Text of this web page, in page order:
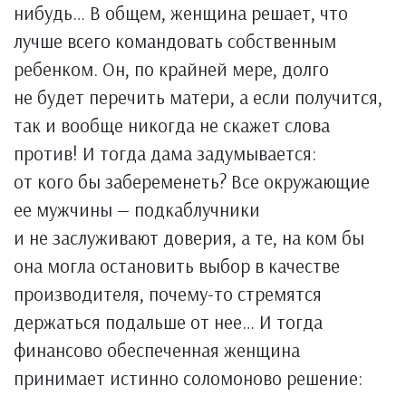
нибудь… В общем, женщина решает, что
лучше всего командовать собственным
ребенком. Он, по крайней мере, долго
не будет перечить матери, а если получится,
так и вообще никогда не скажет слова
против! И тогда дама задумывается:
от кого бы забеременеть? Все окружающие
ее мужчины — подкаблучники
и не заслуживают доверия, а те, на ком бы
она могла остановить выбор в качестве
производителя, почему-то стремятся
держаться подальше от нее… И тогда
финансово обеспеченная женщина
принимает истинно соломоново решение: